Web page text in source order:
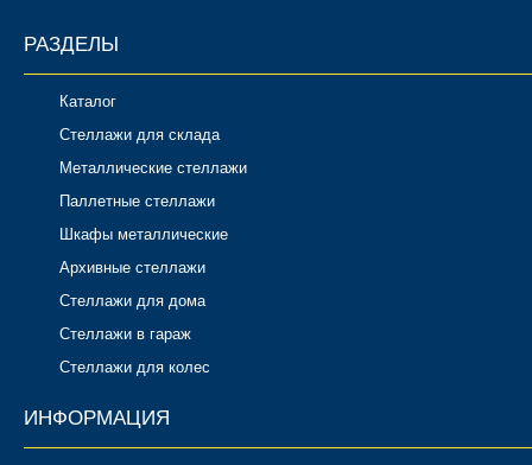
РАЗДЕЛЫ
Каталог
Стеллажи для склада
Металлические стеллажи
Паллетные стеллажи
Шкафы металлические
Архивные стеллажи
Стеллажи для дома
Стеллажи в гараж
Стеллажи для колес
ИНФОРМАЦИЯ